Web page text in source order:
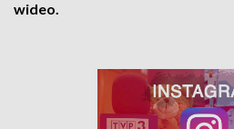
wideo.